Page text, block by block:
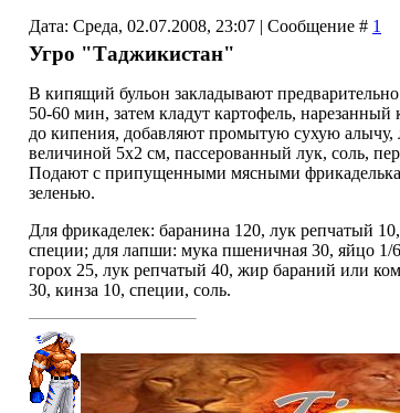
Дата: Среда, 02.07.2008, 23:07 | Сообщение # 1
Угро "Таджикистан"
В кипящий бульон закладывают
50-60 мин, затем кладут картофель,
до кипения, добавляют промытую сухую алычу,
величиной 5х2 см, пассерованный лук, соль,
Подают с припущенными мясными
зеленью.
Для фрикаделек: баранина 120, лук репчатый
специи; для лапши: мука пшеничная 30, яйцо 1/
горох 25, лук репчатый 40, жир бараний или
30, кинза 10, специи, соль.